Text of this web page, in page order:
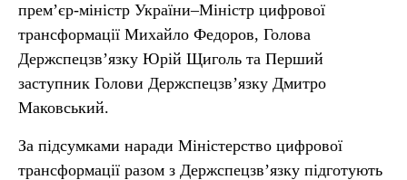
прем’єр-міністр України–Міністр цифрової
трансформації Михайло Федоров, Голова
Держспецзв’язку Юрій Щиголь та Перший
заступник Голови Держспецзв’язку Дмитро
Маковський.
За підсумками наради Міністерство цифрової
трансформації разом з Держспецзв’язку підготують